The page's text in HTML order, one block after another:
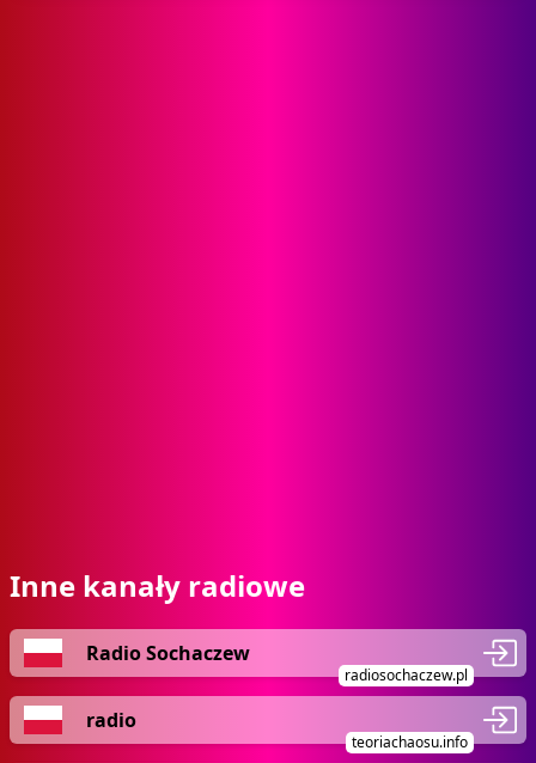
Inne kanały radiowe
Radio Sochaczew
radiosochaczew.pl
radio
teoriachaosu.info